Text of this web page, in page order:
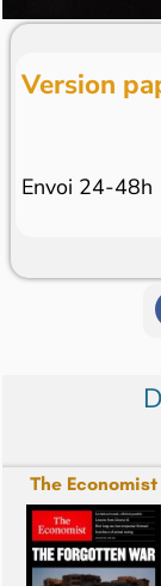
Version
Envoi 24-48h
The Economist